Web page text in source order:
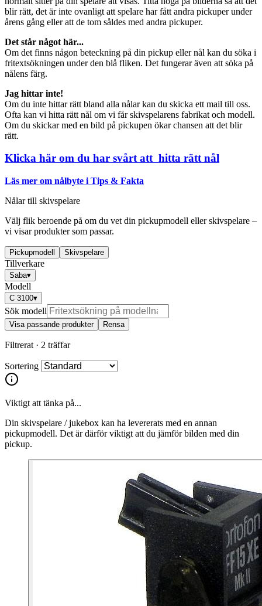
blir rätt, det är inte ovanligt att spelare har fått andra pickuper under
årens gång eller att de tom såldes med andra pickuper.
Det står något här...
Om det finns någon beteckning på din pickup eller nål kan du söka i
fritextsökningen under den blå fliken. Det fungerar även att söka på
nålens färg.
Jag hittar inte!
Om du inte hittar rätt bland alla nålar kan du skicka ett mail till oss.
Ofta kan vi hitta rätt nål om vi får skivspelarens fabrikat och modell.
Om du skickar med en bild på pickupen ökar chansen att det blir
rätt.
Klicka här om du har svårt att hitta rätt nål
Läs mer om nålbyte i Tips & Fakta
Nålar till skivspelare
Välj flik beroende på om du vet din pickupmodell eller skivspelare –
vi visar produkter som passar.
Pickupmodell Skivspelare
Tillverkare
Saba▾
Modell
C 3100▾
Sök modell
Visa passande produkter Rensa
Filtrerat · 2 träffar
Sortering
Viktigt att tänka på...
Din skivspelare / jukebox kan ha levererats med en annan
pickupmodell. Det är därför viktigt att du jämför bilden med din
pickup.